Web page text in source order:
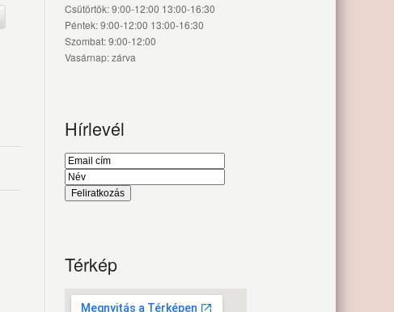
Csütörtök: 9:00-12:00 13:00-16:30
Péntek: 9:00-12:00 13:00-16:30
Szombat: 9:00-12:00
Vasárnap: zárva
Hírlevél
Térkép